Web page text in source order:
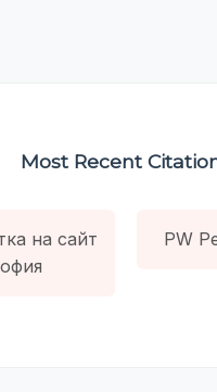
Most Recent
на сайт
PW